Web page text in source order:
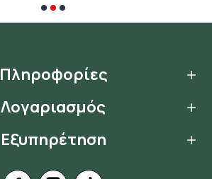
Πληροφορίες
Λογαριασμός
Εξυπηρέτηση